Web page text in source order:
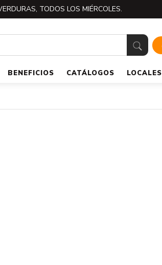
TODOS LOS MIÉRCOLES.
BENEFICIOS CATÁLOGOS LOCALES